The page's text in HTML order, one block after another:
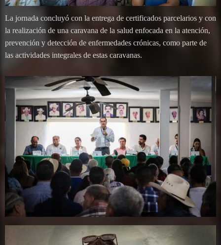
La jornada concluyó con la entrega de certificados parcelarios y con
la realización de una caravana de la salud enfocada en la atención,
prevención y detección de enfermedades crónicas, como parte de
las actividades integrales de estas caravanas.